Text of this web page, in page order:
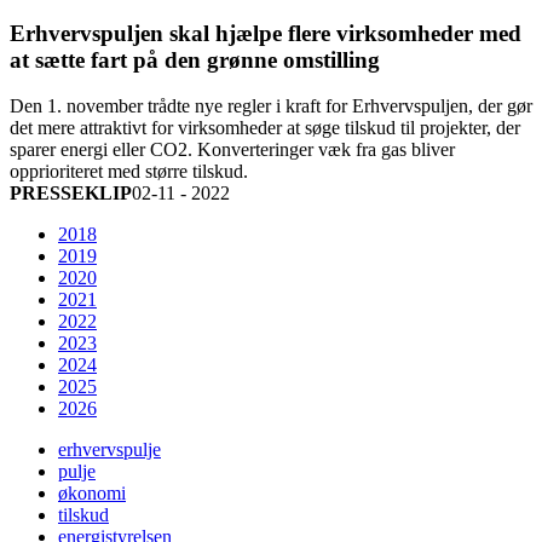
Erhvervspuljen skal hjælpe flere virksomheder med
at sætte fart på den grønne omstilling
Den 1. november trådte nye regler i kraft for Erhvervspuljen, der gør
det mere attraktivt for virksomheder at søge tilskud til projekter, der
sparer energi eller CO2. Konverteringer væk fra gas bliver
opprioriteret med større tilskud.
PRESSEKLIP02-11 - 2022
2018
2019
2020
2021
2022
2023
2024
2025
2026
erhvervspulje
pulje
økonomi
tilskud
energistyrelsen